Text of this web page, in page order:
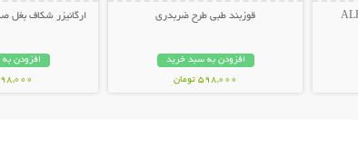
قوزبند طبی طرح ضربدری
افزودن به سبد خرید
598,000 تومان
ارگانیزر شکاف بغل
افزودن
498,000